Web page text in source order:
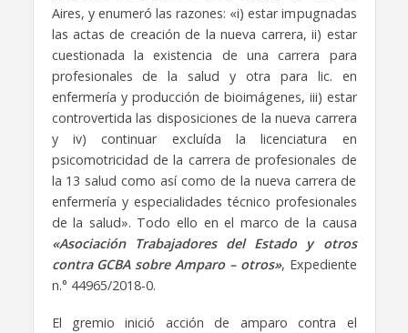
Aires, y enumeró las razones: «i) estar impugnadas
las actas de creación de la nueva carrera, ii) estar
cuestionada la existencia de una carrera para
profesionales de la salud y otra para lic. en
enfermería y producción de bioimágenes, iii) estar
controvertida las disposiciones de la nueva carrera
y iv) continuar excluída la licenciatura en
psicomotricidad de la carrera de profesionales de
la 13 salud como así como de la nueva carrera de
enfermería y especialidades técnico profesionales
de la salud». Todo ello en el marco de la causa
«Asociación Trabajadores del Estado y otros
contra GCBA sobre Amparo – otros», Expediente
n.° 44965/2018-0.
El gremio inició acción de amparo contra el